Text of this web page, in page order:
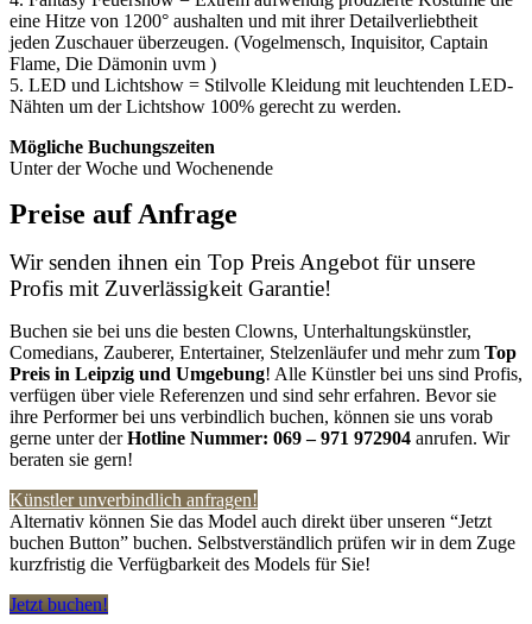
eine Hitze von 1200° aushalten und mit ihrer Detailverliebtheit
jeden Zuschauer überzeugen. (Vogelmensch, Inquisitor, Captain
Flame, Die Dämonin uvm )
5. LED und Lichtshow = Stilvolle Kleidung mit leuchtenden LED-
Nähten um der Lichtshow 100% gerecht zu werden.
Mögliche Buchungszeiten
Unter der Woche und Wochenende
Preise auf Anfrage
Wir senden ihnen ein Top Preis Angebot für unsere
Profis mit Zuverlässigkeit Garantie!
Buchen sie bei uns die besten Clowns, Unterhaltungskünstler,
Comedians, Zauberer, Entertainer, Stelzenläufer und mehr zum Top
Preis in Leipzig und Umgebung! Alle Künstler bei uns sind Profis,
verfügen über viele Referenzen und sind sehr erfahren. Bevor sie
ihre Performer bei uns verbindlich buchen, können sie uns vorab
gerne unter derHotline Nummer: 069 – 971 972904 anrufen. Wir
beraten sie gern!
Künstler unverbindlich anfragen!
Alternativ können Sie das Model auch direkt über unseren “Jetzt
buchen Button” buchen. Selbstverständlich prüfen wir in dem Zuge
kurzfristig die Verfügbarkeit des Models für Sie!
Jetzt buchen!